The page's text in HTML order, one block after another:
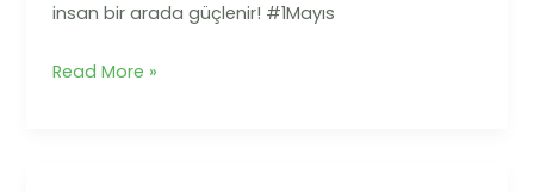
insan bir arada güçlenir! #1Mayıs
Read More »